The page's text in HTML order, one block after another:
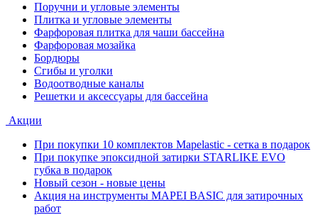
Поручни и угловые элементы
Плитка и угловые элементы
Фарфоровая плитка для чаши бассейна
Фарфоровая мозайка
Бордюры
Сгибы и уголки
Водоотводные каналы
Решетки и аксессуары для бассейна
Акции
При покупки 10 комплектов Mapelastic - сетка в подарок
При покупке эпоксидной затирки STARLIKE EVO
губка в подарок
Новый сезон - новые цены
Акция на инструменты MAPEI BASIC для затирочных
работ